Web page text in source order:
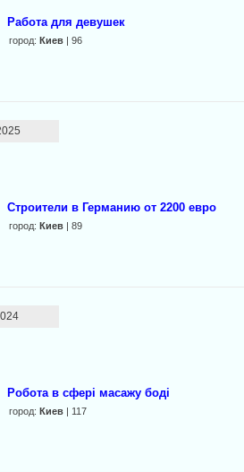
Работа для девушек
город: Киев| 96
Строители в Германию от 2200 евро
город: Киев| 89
Робота в сфері масажу боді
город: Киев| 117